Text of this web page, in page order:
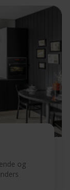
og